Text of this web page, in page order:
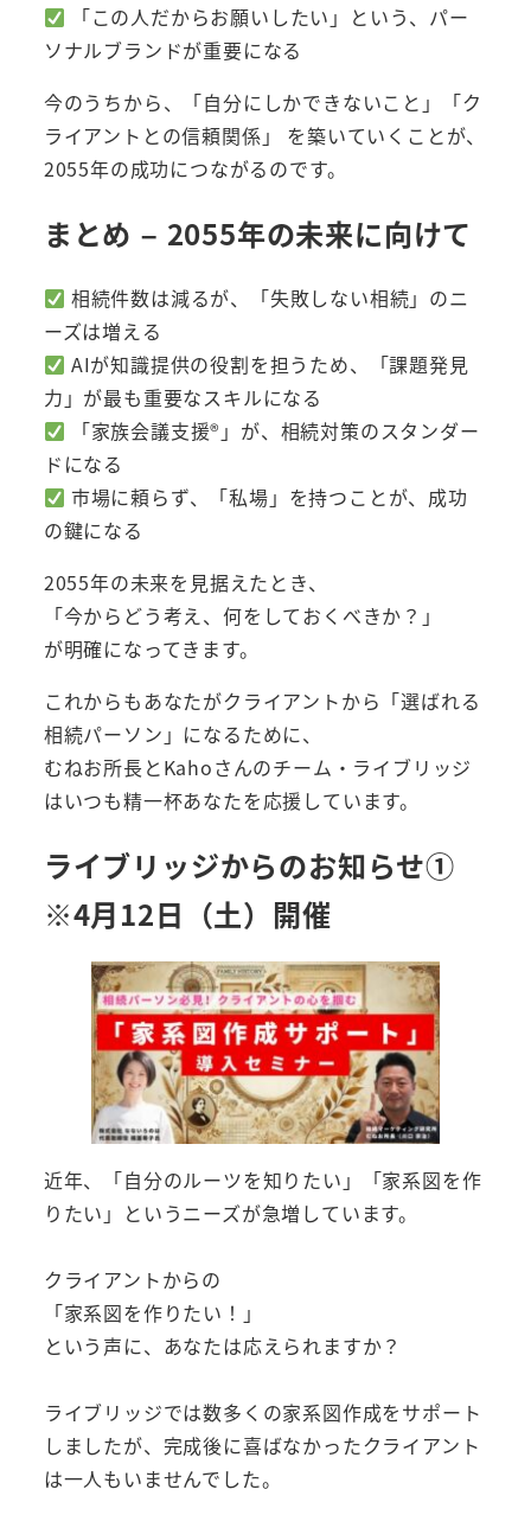
「この人だからお願いしたい」という、パー
ソナルブランドが重要になる
今のうちから、「自分にしかできないこと」「ク
ライアントとの信頼関係」 を築いていくことが、
2055年の成功につながるのです。
まとめ – 2055年の未来に向けて
相続件数は減るが、「失敗しない相続」のニ
ーズは増える
AIが知識提供の役割を担うため、「課題発見
力」が最も重要なスキルになる
「家族会議支援®︎」が、相続対策のスタンダー
ドになる
市場に頼らず、「私場」を持つことが、成功
の鍵になる
2055年の未来を見据えたとき、
「今からどう考え、何をしておくべきか？」
が明確になってきます。
これからもあなたがクライアントから「選ばれる
相続パーソン」になるために、
むねお所長とKahoさんのチーム・ライブリッジ
はいつも精一杯あなたを応援しています。
ライブリッジからのお知らせ①
※4月12日（土）開催
近年、「自分のルーツを知りたい」「家系図を作
りたい」というニーズが急増しています。
クライアントからの
「家系図を作りたい！」
という声に、あなたは応えられますか？
ライブリッジでは数多くの家系図作成をサポート
しましたが、完成後に喜ばなかったクライアント
は一人もいませんでした。